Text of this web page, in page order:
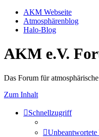
AKM Webseite
Atmosphärenblog
Halo-Blog
AKM e.V.
Das Forum für
Zum Inhalt
Schnellzugriff
Unbeantwortete